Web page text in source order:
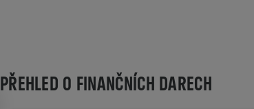
PŘEHLED O FINANČNÍCH DARECH